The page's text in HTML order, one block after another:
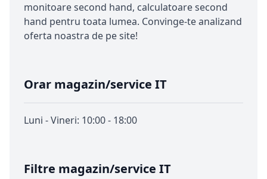
monitoare second hand, calculatoare second
hand pentru toata lumea. Convinge-te analizand
oferta noastra de pe site!
Orar magazin/service IT
Luni - Vineri: 10:00 - 18:00
Filtre magazin/service IT